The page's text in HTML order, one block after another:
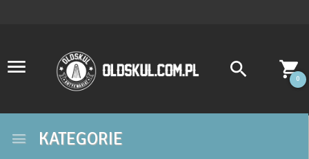
0
KATEGORIE